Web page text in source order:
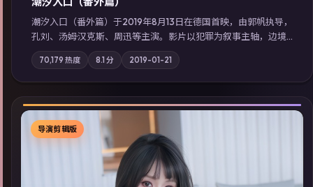
潮汐入口（番外篇）于2019年8月13日在德国首映，由郭帆执导，
孔刘、汤姆·汉克斯、周迅等主演。影片以犯罪为叙事主轴，边境
小镇的平静被一封匿名信彻底打破；摄影与配乐强化地域气质；
站内亦可通过「国产免费观看高清电视剧在线看」延展检索同类
型高分佳作，畅享高清在线追剧体验。
70,179 热度 8.1 分 2019-01-21
导演剪辑版